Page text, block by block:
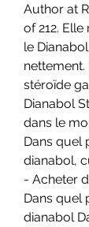
Author at
of 212. Elle
le
stéroïde
Dianabol
dans le
Dans quel
dianabol,
- Acheter
Dans quel
dianabol